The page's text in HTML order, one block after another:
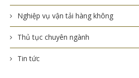
Nghiệp vụ vận tải hàng không
Thủ tục chuyên ngành
Tin tức